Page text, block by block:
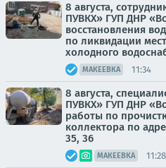
8 августа,
ПУВКХ» ГУП ДНР
восстановления
по ликвидации
холодного
МАКЕЕВКА 11:34
8 августа,
ПУВКХ» ГУП ДНР
работы по
коллектора по
35, 36
МАКЕЕВКА 11:28